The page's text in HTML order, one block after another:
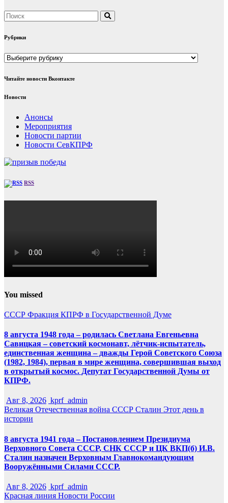
Рубрики
Рубрики
Читайте новости Вконтакте
Новости
Анонсы
Мероприятия
Новости партии
Новости СевКПРФ
RSS
You missed
СССР Фракция КПРФ в Государственной Думе
8 августа 1948 года – родилась Светлана Евгеньевна
Савицкая – советский космонавт, лётчик-испытатель,
единственная женщина – дважды Герой Советского Союза
(1982, 1984), первая в мире женщина, совершившая выход
в открытый космос. Депутат Государственной Думы от
КПРФ.
Авг 8, 2026 kprf_admin
Великая Отечественная война СССР Сталин Этот день в
истории
8 августа 1941 года – Постановлением Президиума
Верховного Совета СССР, СНК СССР и ЦК ВКП(б) И.В.
Сталин назначен Верховным Главнокомандующим
Вооружёнными Силами СССР.
Авг 8, 2026 kprf_admin
Красная линия Новости России